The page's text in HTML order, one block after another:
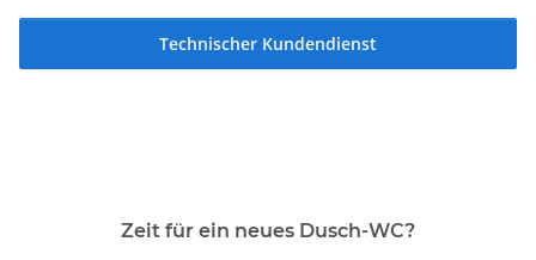
Technischer Kundendienst
Zeit für ein neues Dusch-WC?